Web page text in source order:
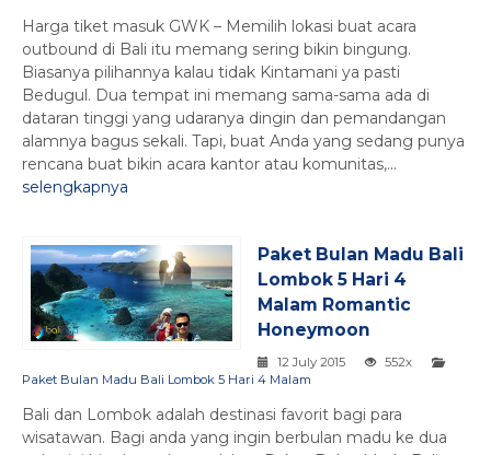
Harga tiket masuk GWK – Memilih lokasi buat acara
outbound di Bali itu memang sering bikin bingung.
Biasanya pilihannya kalau tidak Kintamani ya pasti
Bedugul. Dua tempat ini memang sama-sama ada di
dataran tinggi yang udaranya dingin dan pemandangan
alamnya bagus sekali. Tapi, buat Anda yang sedang punya
rencana buat bikin acara kantor atau komunitas,...
selengkapnya
Paket Bulan Madu Bali
Lombok 5 Hari 4
Malam Romantic
Honeymoon
12 July 2015
552x
Paket Bulan Madu Bali Lombok 5 Hari 4 Malam
Bali dan Lombok adalah destinasi favorit bagi para
wisatawan. Bagi anda yang ingin berbulan madu ke dua